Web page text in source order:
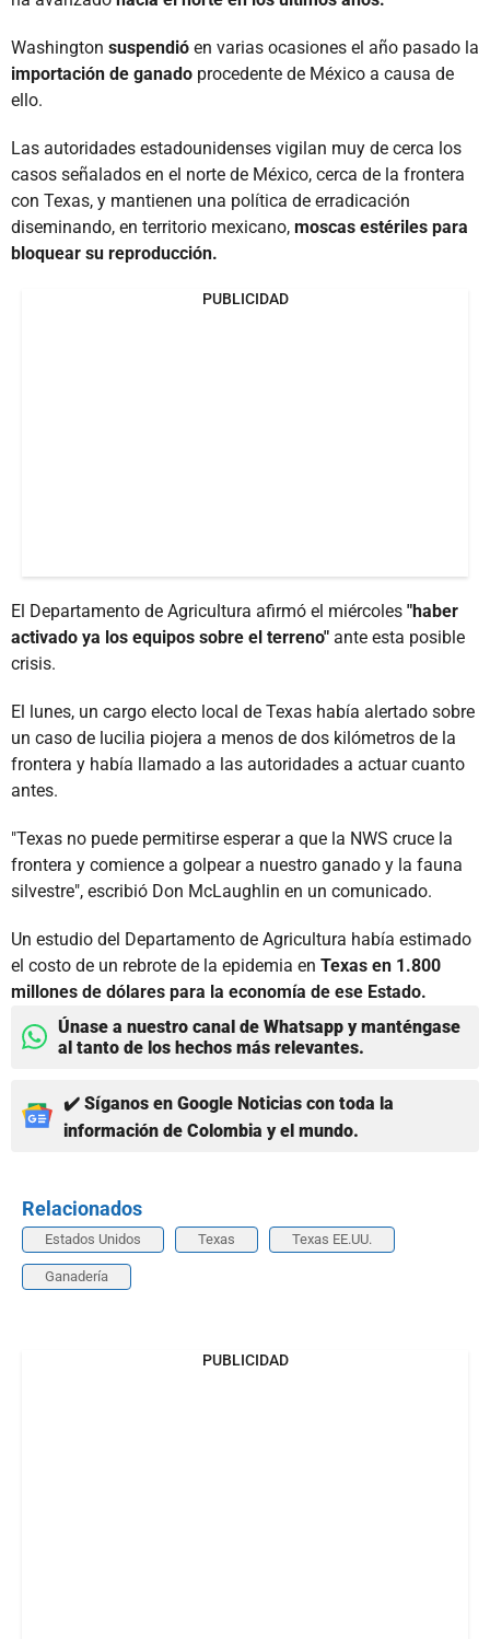
Washington suspendió en varias ocasiones el año pasado la
importación de ganado procedente de México a causa de
ello.
Las autoridades estadounidenses vigilan muy de cerca los
casos señalados en el norte de México, cerca de la frontera
con Texas, y mantienen una política de erradicación
diseminando, en territorio mexicano, moscas estériles para
bloquear su reproducción.
PUBLICIDAD
El Departamento de Agricultura afirmó el miércoles "haber
activado ya los equipos sobre el terreno" ante esta posible
crisis.
El lunes, un cargo electo local de Texas había alertado sobre
un caso de lucilia piojera a menos de dos kilómetros de la
frontera y había llamado a las autoridades a actuar cuanto
antes.
"Texas no puede permitirse esperar a que la NWS cruce la
frontera y comience a golpear a nuestro ganado y la fauna
silvestre", escribió Don McLaughlin en un comunicado.
Un estudio del Departamento de Agricultura había estimado
el costo de un rebrote de la epidemia en Texas en 1.800
millones de dólares para la economía de ese Estado.
Únase a nuestro canal de Whatsapp y manténgase
al tanto de los hechos más relevantes.
✔️ Síganos en Google Noticias con toda la
información de Colombia y el mundo.
Relacionados
Estados Unidos Texas Texas EE.UU.
Ganadería
PUBLICIDAD